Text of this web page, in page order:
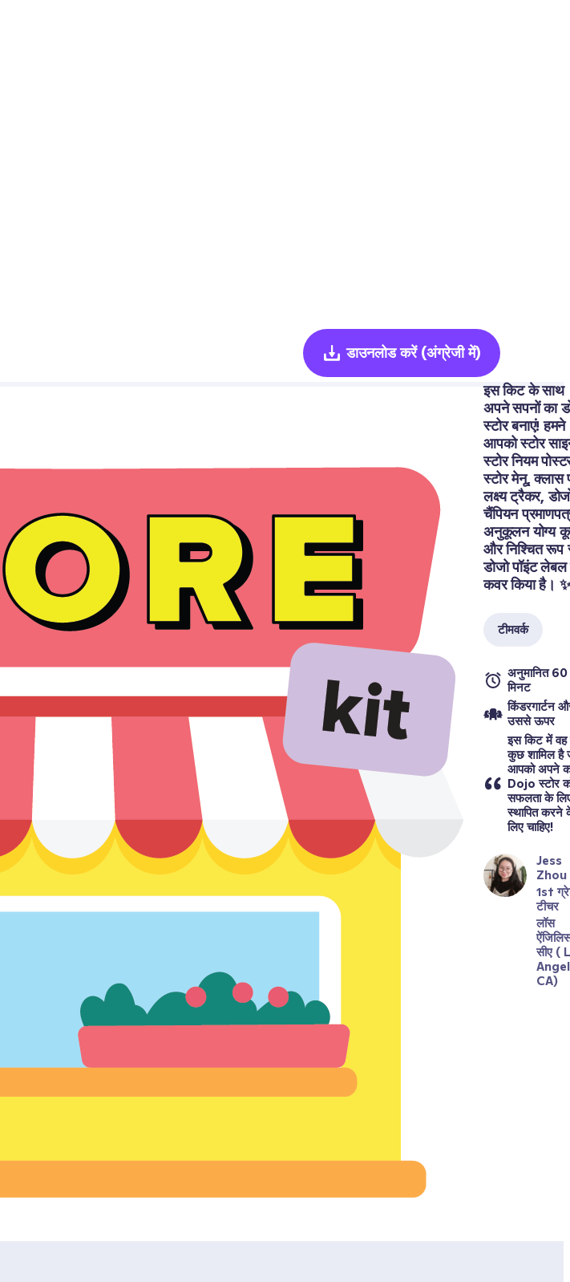
डाउनलोड करें (अंग्रेजी में)
इस किट के साथ
अपने सपनों का
स्टोर बनाएं! हमने
आपको स्टोर
स्टोर नियम
स्टोर मेनू, क्लास
लक्ष्य ट्रैकर,
चैंपियन
अनुकूलन योग्य
और निश्चित रूप
डोजो पॉइंट
कवर किया है।
टीमवर्क
अनुमानित 60
मिनट
किंडरगार्टन
उससे ऊपर
इस किट में
कुछ शामिल है
आपको अपने
Dojo स्टोर
सफलता के
स्थापित करने
लिए चाहिए!
Jess
Zhou
1st
टीचर
लॉस
सीए (
CA)